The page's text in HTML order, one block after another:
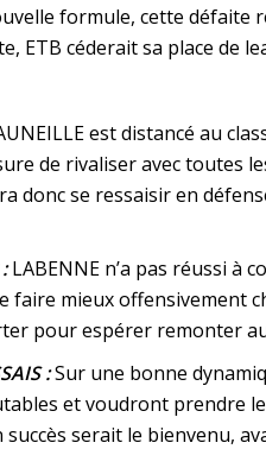
formule, cette défaite
ETB céderait sa place de
est distancé au
de rivaliser avec toutes
donc se ressaisir en
LABENNE n’a pas réussi à
mieux offensivement
pour espérer remonter
:Sur une bonne
et voudront prendre
serait le bienvenu,